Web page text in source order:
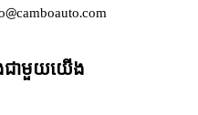
ជាមួយយើង